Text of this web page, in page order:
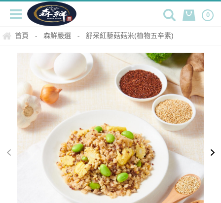
0
首頁 - 森鮮嚴選 - 舒采紅藜菇菇米(植物五辛素)